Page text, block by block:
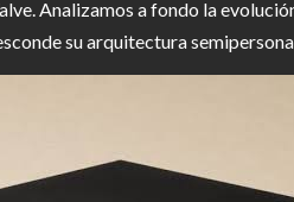
Analizamos a fondo la
su arquitectura